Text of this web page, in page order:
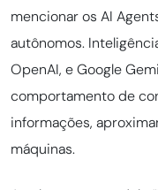
mencionar os AI
autônomos.
OpenAI, e Google
comportamento de
informações,
máquinas.